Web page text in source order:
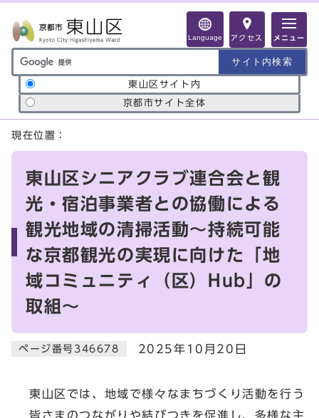
Language アクセス メニュー
サイト内検索の範囲
東山区サイト内
京都市サイト全体
ここから本文です
現在位置：
東山区シニアクラブ連合会と観
光・宿泊事業者との協働による
観光地域の清掃活動～持続可能
な京都観光の実現に向けた「地
域コミュニティ（区）Hub」の
取組～
ページ番号346678 2025年10月20日
東山区では、地域で様々なまちづくり活動を行う
皆さまのつながりや結びつきを促進し、多様な主